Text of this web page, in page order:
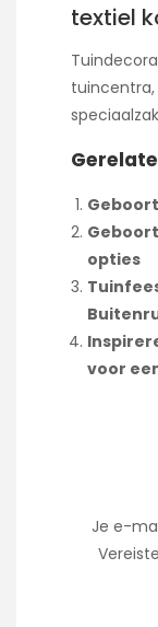
textiel
tuincentra,
opties
voor
Je e-